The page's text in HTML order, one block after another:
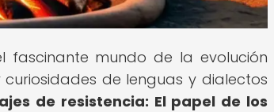
fascinante mundo de la evolución
de lenguas y dialectos
de resistencia: El papel de los